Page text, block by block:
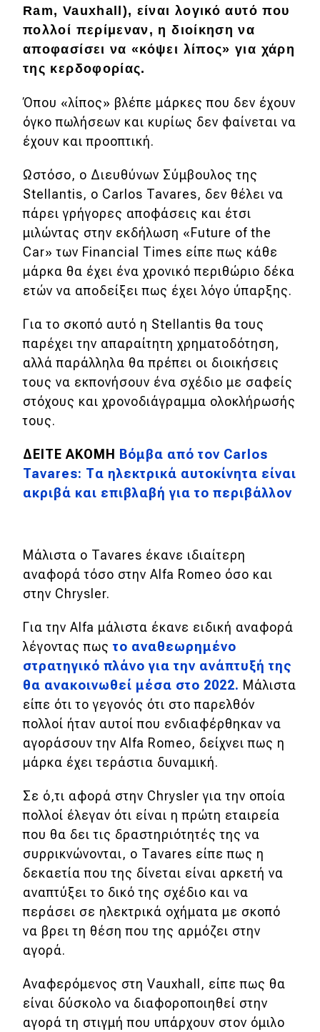
Τεχνολογία
Ασφάλεια
Αγορά
Απόψεις
Test Drive
Δοκιμή
Αποστολή
Συγκρίνουμε
Αγώνες
Formula 1
WRC
Motorsport
Eco
Νέα
Τεχνολογία
Classic
Νέα
Παρουσιάσεις
DRIVE Away
MOTO
Οδηγός αγοράς
Συμβουλές
Χρηστικά
Συμβουλές
ΚΤΕΟ
Οδική βοήθεια
Ram, Vauxhall), είναι λογικό αυτό που
πολλοί περίμεναν, η διοίκηση να
αποφασίσει να «κόψει λίπος» για χάρη
της κερδοφορίας.
Όπου «λίπος» βλέπε μάρκες που δεν έχουν
όγκο πωλήσεων και κυρίως δεν φαίνεται να
έχουν και προοπτική.
Ωστόσο, ο Διευθύνων Σύμβουλος της
Stellantis, ο Carlos Tavares, δεν θέλει να
πάρει γρήγορες αποφάσεις και έτσι
μιλώντας στην εκδήλωση «Future of the
Car» των Financial Times είπε πως κάθε
μάρκα θα έχει ένα χρονικό περιθώριο δέκα
ετών να αποδείξει πως έχει λόγο ύπαρξης.
Για το σκοπό αυτό η Stellantis θα τους
παρέχει την απαραίτητη χρηματοδότηση,
αλλά παράλληλα θα πρέπει οι διοικήσεις
τους να εκπονήσουν ένα σχέδιο με σαφείς
στόχους και χρονοδιάγραμμα ολοκλήρωσής
τους.
ΔΕΙΤΕ ΑΚΟΜΗ
Βόμβα από τον Carlos
Tavares: Τα ηλεκτρικά αυτοκίνητα είναι
ακριβά και επιβλαβή για το περιβάλλον
Μάλιστα ο Tavares έκανε ιδιαίτερη
αναφορά τόσο στην Alfa Romeo όσο και
στην Chrysler.
Για την Alfa μάλιστα έκανε ειδική αναφορά
λέγοντας πως το αναθεωρημένο
στρατηγικό πλάνο για την ανάπτυξή της
θα ανακοινωθεί μέσα στο 2022. Μάλιστα
είπε ότι το γεγονός ότι στο παρελθόν
πολλοί ήταν αυτοί που ενδιαφέρθηκαν να
αγοράσουν την Alfa Romeo, δείχνει πως η
μάρκα έχει τεράστια δυναμική.
Σε ό,τι αφορά στην Chrysler για την οποία
πολλοί έλεγαν ότι είναι η πρώτη εταιρεία
που θα δει τις δραστηριότητές της να
συρρικνώνονται, ο Tavares είπε πως η
δεκαετία που της δίνεται είναι αρκετή να
αναπτύξει το δικό της σχέδιο και να
περάσει σε ηλεκτρικά οχήματα με σκοπό
να βρει τη θέση που της αρμόζει στην
αγορά.
Αναφερόμενος στη Vauxhall, είπε πως θα
είναι δύσκολο να διαφοροποιηθεί στην
αγορά τη στιγμή που υπάρχουν στον όμιλο